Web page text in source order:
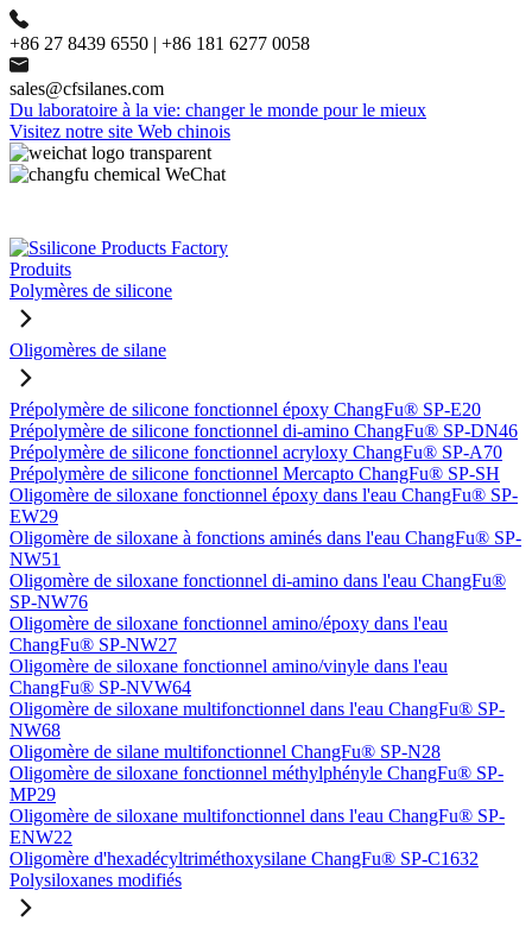
+86 27 8439 6550 | +86 181 6277 0058
sales@cfsilanes.com
Du laboratoire à la vie: changer le monde pour le mieux
Visitez notre site Web chinois
Produits
Polymères de silicone
Oligomères de silane
Prépolymère de silicone fonctionnel époxy ChangFu® SP-E20
Prépolymère de silicone fonctionnel di-amino ChangFu® SP-DN46
Prépolymère de silicone fonctionnel acryloxy ChangFu® SP-A70
Prépolymère de silicone fonctionnel Mercapto ChangFu® SP-SH
Oligomère de siloxane fonctionnel époxy dans l'eau ChangFu® SP-
EW29
Oligomère de siloxane à fonctions aminés dans l'eau ChangFu® SP-
NW51
Oligomère de siloxane fonctionnel di-amino dans l'eau ChangFu®
SP-NW76
Oligomère de siloxane fonctionnel amino/époxy dans l'eau
ChangFu® SP-NW27
Oligomère de siloxane fonctionnel amino/vinyle dans l'eau
ChangFu® SP-NVW64
Oligomère de siloxane multifonctionnel dans l'eau ChangFu® SP-
NW68
Oligomère de silane multifonctionnel ChangFu® SP-N28
Oligomère de siloxane fonctionnel méthylphényle ChangFu® SP-
MP29
Oligomère de siloxane multifonctionnel dans l'eau ChangFu® SP-
ENW22
Oligomère d'hexadécyltriméthoxysilane ChangFu® SP-C1632
Polysiloxanes modifiés